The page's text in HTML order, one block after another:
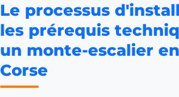
Le processus
les prérequis
un monte-escalier
Corse